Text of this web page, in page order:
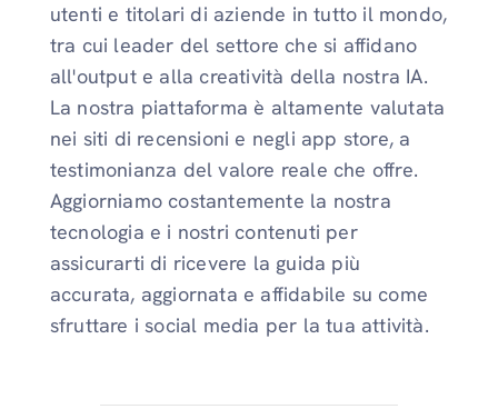
utenti e titolari di aziende in tutto il mondo,
tra cui leader del settore che si affidano
all'output e alla creatività della nostra IA.
La nostra piattaforma è altamente valutata
nei siti di recensioni e negli app store, a
testimonianza del valore reale che offre.
Aggiorniamo costantemente la nostra
tecnologia e i nostri contenuti per
assicurarti di ricevere la guida più
accurata, aggiornata e affidabile su come
sfruttare i social media per la tua attività.